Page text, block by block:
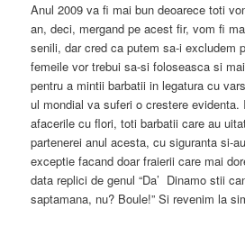
Anul 2009 va fi mai bun deoarece toti
an, deci, mergand pe acest fir, vom fi
senili, dar cred ca putem sa-i excludem
femeile vor trebui sa-si foloseasca si
pentru a mintii barbatii in legatura cu
ul mondial va suferi o crestere evidenta.
afacerile cu flori, toti barbatii care au
partenerei anul acesta, cu siguranta si-
exceptie facand doar fraierii care mai
data replici de genul “Da’ Dinamo stii
saptamana, nu? Boule!” Si revenim la